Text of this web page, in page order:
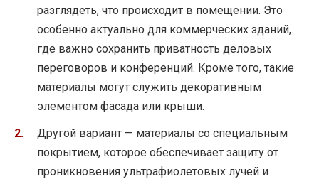
разглядеть, что происходит в помещении. Это
особенно актуально для коммерческих зданий,
где важно сохранить приватность деловых
переговоров и конференций. Кроме того, такие
материалы могут служить декоративным
элементом фасада или крыши.
Другой вариант — материалы со специальным
покрытием, которое обеспечивает защиту от
проникновения ультрафиолетовых лучей и